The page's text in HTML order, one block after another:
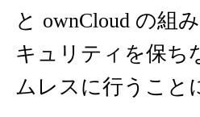
と ownCloud の組
キュリティを保ち
ムレスに行うこと